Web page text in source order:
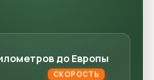
до Европы